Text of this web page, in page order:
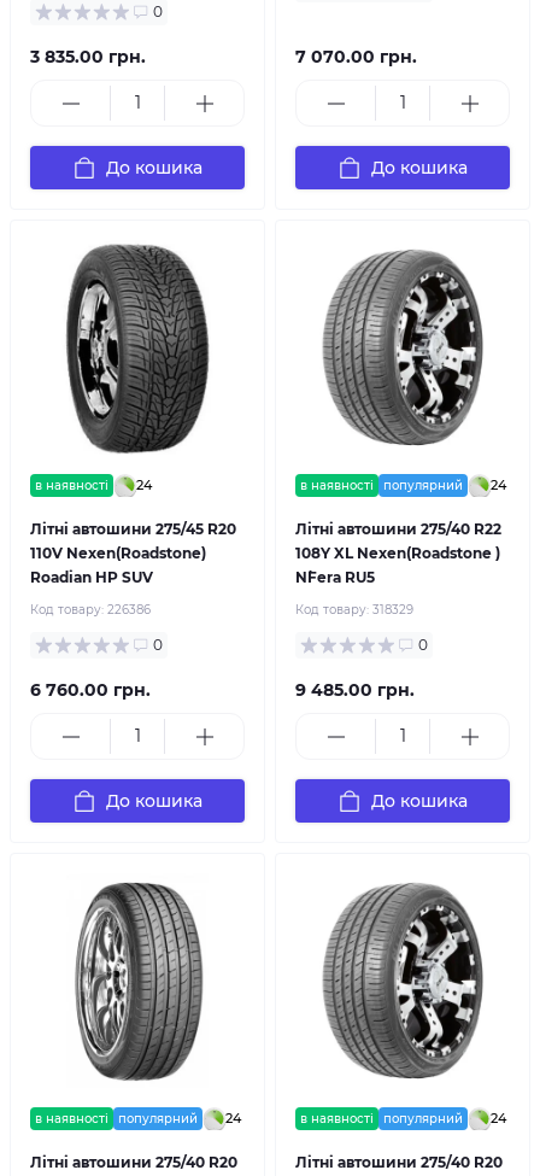
0
3 835.00 грн.
До кошика
7 070.00 грн.
До кошика
в наявності 24
Літні автошини 275/45 R20
110V Nexen(Roadstone)
Roadian HP SUV
Код товару: 226386
0
6 760.00 грн.
До кошика
в наявності популярний 24
Літні автошини 275/40 R22
108Y XL Nexen(Roadstone )
N`Fera RU5
Код товару: 318329
0
9 485.00 грн.
До кошика
в наявності популярний 24
Літні автошини 275/40 R20
в наявності популярний 24
Літні автошини 275/40 R20